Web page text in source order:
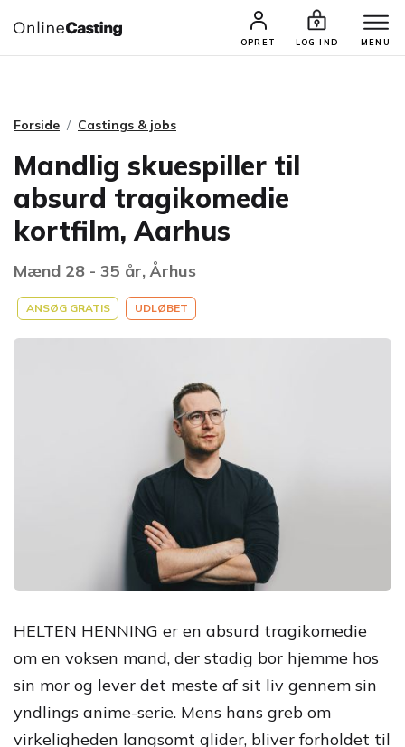
OPRET LOG IND MENU
CASTINGS & JOBS SØG PROFIL
Forside Castings & jobs
Mandlig skuespiller til
absurd tragikomedie
kortfilm, Aarhus
Mænd 28 - 35 år, Århus
ANSØG GRATIS UDLØBET
HELTEN HENNING er en absurd tragikomedie
om en voksen mand, der stadig bor hjemme hos
sin mor og lever det meste af sit liv gennem sin
yndlings anime-serie. Mens hans greb om
virkeligheden langsomt glider, bliver forholdet til